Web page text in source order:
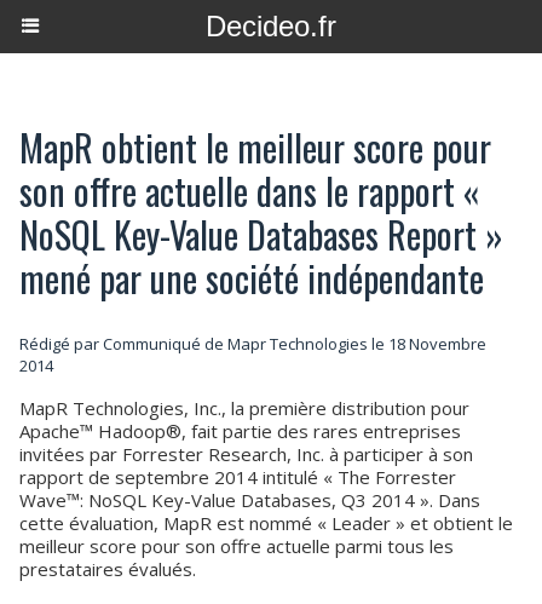
Decideo.fr
MapR obtient le meilleur score pour
son offre actuelle dans le rapport «
NoSQL Key-Value Databases Report »
mené par une société indépendante
Rédigé par Communiqué de Mapr Technologies le 18 Novembre
2014
MapR Technologies, Inc., la première distribution pour
Apache™ Hadoop®, fait partie des rares entreprises
invitées par Forrester Research, Inc. à participer à son
rapport de septembre 2014 intitulé « The Forrester
Wave™: NoSQL Key-Value Databases, Q3 2014 ». Dans
cette évaluation, MapR est nommé « Leader » et obtient le
meilleur score pour son offre actuelle parmi tous les
prestataires évalués.